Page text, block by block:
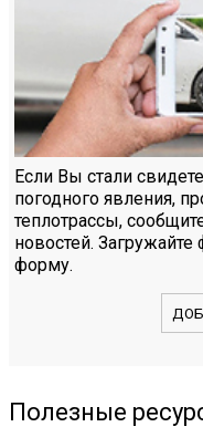
Если Вы стали
погодного явления,
теплотрассы,
новостей.
форму.
Полезные